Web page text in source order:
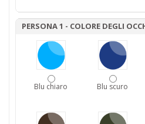
PERSONA 1 - COLORE DEGLI
Blu chiaro Blu scuro